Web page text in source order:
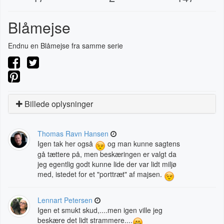
Blåmejse
Endnu en Blåmejse fra samme serie
Billede oplysninger
Thomas Ravn Hansen
Igen tak her også
og man kunne sagtens
gå tættere på, men beskæringen er valgt da
jeg egentlig godt kunne lide der var lidt miljø
med, istedet for et "porttræt" af majsen.
Lennart Petersen
Igen et smukt skud,....men igen ville jeg
beskære det lidt strammere....